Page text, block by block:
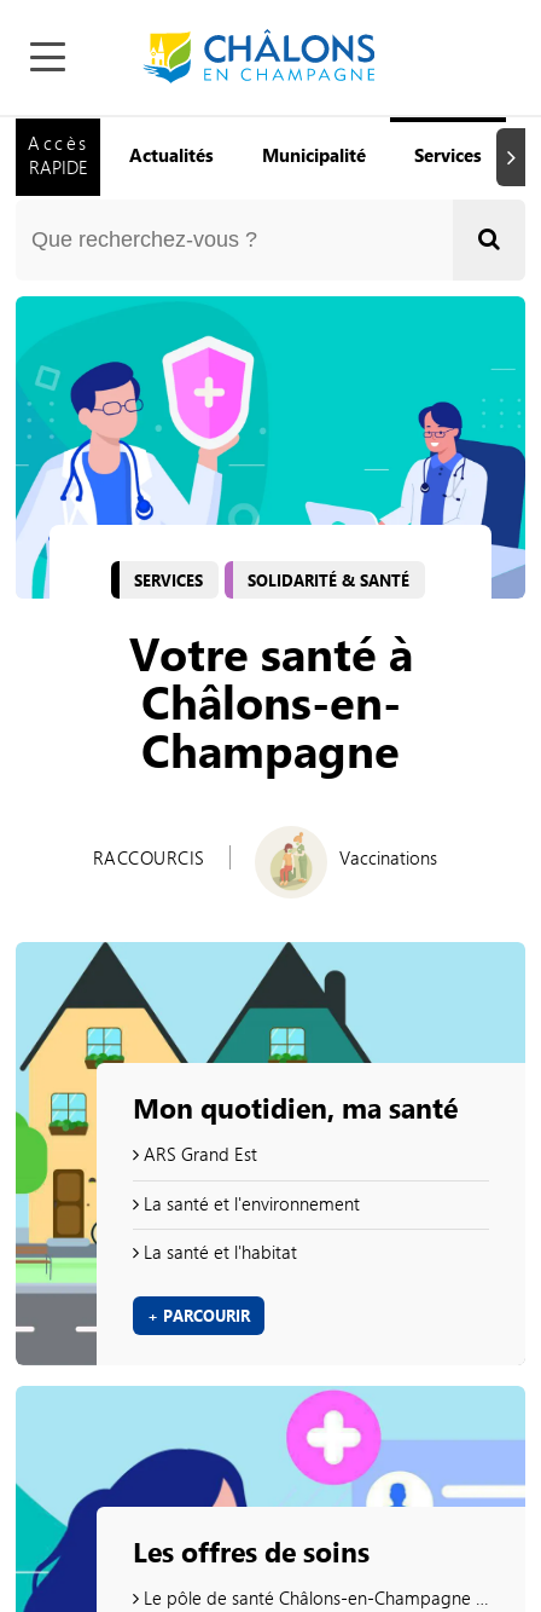
Accès
RAPIDE
Actualités Municipalité Services
SERVICES SOLIDARITÉ & SANTÉ
Votre santé à
Châlons-en-
Champagne
RACCOURCIS Vaccinations
Mon quotidien, ma santé
ARS Grand Est
La santé et l'environnement
La santé et l'habitat
+ PARCOURIR
Les offres de soins
Le pôle de santé Châlons-en-Champagne Centre